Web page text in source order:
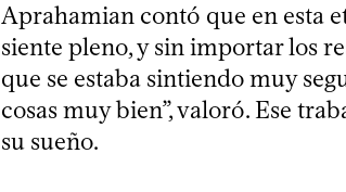
Aprahamian contó que en esta
siente pleno, y sin importar los
que se estaba sintiendo muy
cosas muy bien”, valoró. Ese
su sueño.